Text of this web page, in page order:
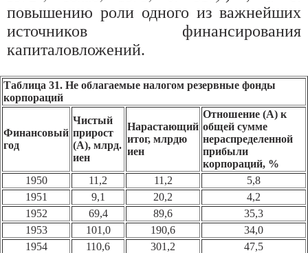
повышению роли одного из важнейших
источников финансирования
капиталовложений.
Таблица 31. He облагаемые налогом резервные фонды
корпораций
Финансовый
год
Чистый
прирост
(А), млрд.
иен
Нарастающий
итог, млрдю
иен
Отношение (А) к
общей сумме
нераспределенной
прибыли
корпораций, %
1950
11,2 11,2
5,8
1951
9,1 20,2
4,2
1952
69,4 89,6
35,3
1953
101,0 190,6
34,0
1954
110,6 301,2 47,5